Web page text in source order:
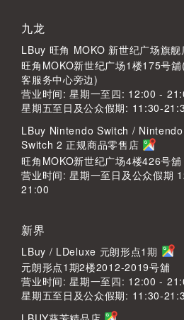
九龙
LBuy 旺角 MOKO 新世纪广场旗舰
旺角MOKO新世纪广场1楼175号
客服务中心旁边)
营业时间: 星期一至四: 12:00 -
星期五至日及公众假期: 11:30-
LBuy Nintendo Switch / Nintendo
Switch 2 正规商品零售店
旺角MOKO新世纪广场4楼426号舖
营业时间: 星期一至日及公众假期
21:00
新界
LBuy / LDeluxe 元朗形点1期
元朗形点1期2楼2012-2019号舖
营业时间: 星期一至四: 12:00 -
星期五至日及公众假期: 11:30-